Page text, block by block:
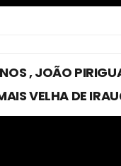
, JOÃO
VELHA DE